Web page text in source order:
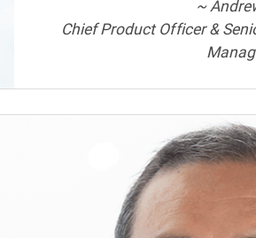
~
Chief Product Officer &